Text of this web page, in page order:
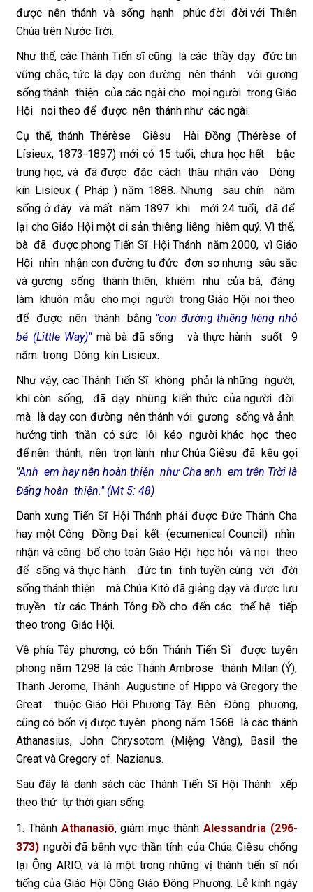
được nên thánh và sống hạnh phúc đời đời với Thiên
Chúa trên Nước Trời.
Như thế, các Thánh Tiến sĩ cũng là các thầy dạy đức tin
vững chắc, tức là dạy con đường nên thánh với gương
sống thánh thiện của các ngài cho mọi người trong Giáo
Hội noi theo để được nên thánh như các ngài.
Cụ thể, thánh Thérèse Giêsu Hài Đồng (Thérèse of
Lísieux, 1873-1897) mới có 15 tuổi, chưa học hết bậc
trung học, và đã được đặc cách thâu nhận vào Dòng
kín Lisieux ( Pháp ) năm 1888. Nhưng sau chín năm
sống ở đây và mất năm 1897 khi mới 24 tuổi, đã để
lại cho Giáo Hội một di sản thiêng liêng hiêm quý. Vì thế,
bà đã được phong Tiến Sĩ Hội Thánh năm 2000, vì Giáo
Hội nhìn nhận con đường tu đức đơn sơ nhưng sâu sắc
và gương sống thánh thiên, khiêm nhu của bà, đáng
làm khuôn mẫu cho mọi người trong Giáo Hội noi theo
để được nên thánh bằng "con đường thiêng liêng nhỏ
bé (Little Way)"mà bà đã sống và thực hành suốt 9
năm trong Dòng kín Lisieux.
Như vậy, các Thánh Tiến Sĩ không phải là những người,
khi còn sống, đã dạy những kiến thức của người đời
mà là dạy con đường nên thánh với gương sống và ảnh
hưởng tinh thần có sức lôi kéo người khác học theo
để nên thánh, nên trọn lành như Chúa Giêsu đã kêu gọi
"Anh em hay nên hoàn thiện như Cha anh em trên Trời là
Đấng hoàn thiện." (Mt 5: 48)
Danh xưng Tiến Sĩ Hội Thánh phải được Đức Thánh Cha
hay một Công Đồng Đại kết (ecumenical Council) nhìn
nhận và công bố cho toàn Giáo Hội học hỏi và noi theo
để sống và thực hành đức tin tinh tuyền cùng với đời
sống thánh thiện mà Chúa Kitô đã giảng dạy và được lưu
truyền từ các Thánh Tông Đồ cho đến các thế hệ tiếp
theo trong Giáo Hội.
Về phía Tây phương, có bốn Thánh Tiến Sì được tuyên
phong năm 1298 là các Thánh Ambrose thành Milan (Ý),
Thánh Jerome, Thánh Augustine of Hippo và Gregory the
Great thuộc Giáo Hội Phương Tây. Bên Đông phương,
cũng có bốn vị được tuyên phong năm 1568 là các thánh
Athanasius, John Chrysotom (Miệng Vàng), Basil the
Great và Gregory of Nazianus.
Sau đây là danh sách các Thánh Tiến Sĩ Hội Thánh xếp
theo thứ tự thời gian sống:
1. Thánh Athanasiô, giám mục thành Alessandria (296-
373) người đã bênh vực thần tính của Chúa Giêsu chống
lại Ông ARIO, và là một trong những vị thánh tiến sĩ nổi
tiếng của Giáo Hội Công Giáo Ðông Phương. Lễ kính ngày